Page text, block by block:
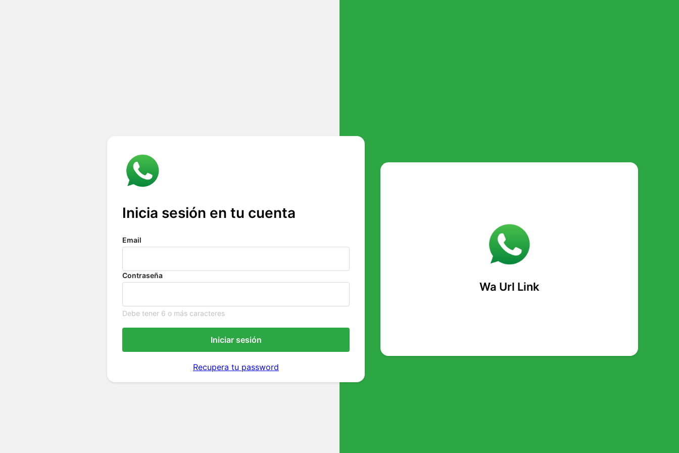
Inicia sesión en tu cuenta
Email
Contraseña
Debe tener 6 o más caracteres
Iniciar sesión
Recupera tu password
Wa Url Link